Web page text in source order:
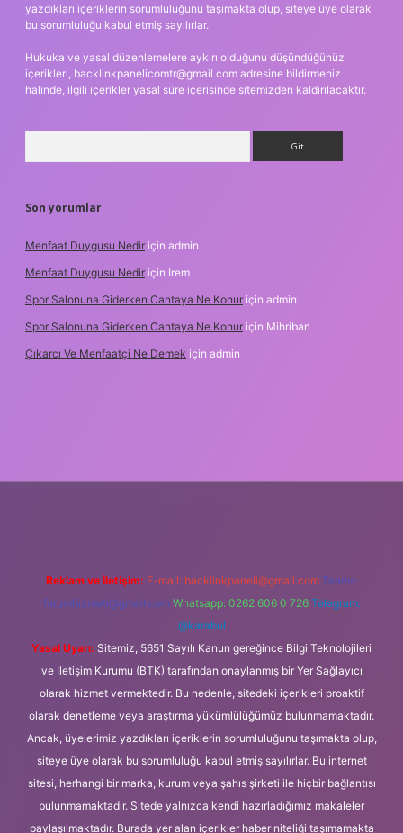
yazdıkları içeriklerin sorumluluğunu taşımakta olup, siteye üye olarak
bu sorumluluğu kabul etmiş sayılırlar.
Hukuka ve yasal düzenlemelere aykırı olduğunu düşündüğünüz
içerikleri, backlinkpanelicomtr@gmail.com adresine bildirmeniz
halinde, ilgili içerikler yasal süre içerisinde sitemizden kaldırılacaktır.
Son yorumlar
Menfaat Duygusu Nedir için admin
Menfaat Duygusu Nedir için İrem
Spor Salonuna Giderken Cantaya Ne Konur için admin
Spor Salonuna Giderken Cantaya Ne Konur için Mihriban
Çıkarcı Ve Menfaatçi Ne Demek için admin
Reklam ve İletişim: E-mail: backlinkpaneli@gmail.com Teams:
forumhizmeti@gmail.com Whatsapp: 0262 606 0 726 Telegram:
@karabul
Yasal Uyarı: Sitemiz, 5651 Sayılı Kanun gereğince Bilgi Teknolojileri
ve İletişim Kurumu (BTK) tarafından onaylanmış bir Yer Sağlayıcı
olarak hizmet vermektedir. Bu nedenle, sitedeki içerikleri proaktif
olarak denetleme veya araştırma yükümlülüğümüz bulunmamaktadır.
Ancak, üyelerimiz yazdıkları içeriklerin sorumluluğunu taşımakta olup,
siteye üye olarak bu sorumluluğu kabul etmiş sayılırlar. Bu internet
sitesi, herhangi bir marka, kurum veya şahıs şirketi ile hiçbir bağlantısı
bulunmamaktadır. Sitede yalnızca kendi hazırladığımız makaleler
paylaşılmaktadır. Burada yer alan içerikler haber niteliği taşımamakta